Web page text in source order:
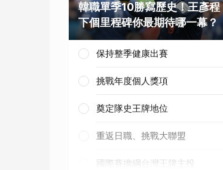
韓職單季10勝寫歷史！王彥程
下個里程碑你最期待哪一幕？
保持整季健康出賽
挑戰年度個人獎項
奠定隊史王牌地位
重返日職、挑戰大聯盟
國際賽擔綱台灣王牌主投